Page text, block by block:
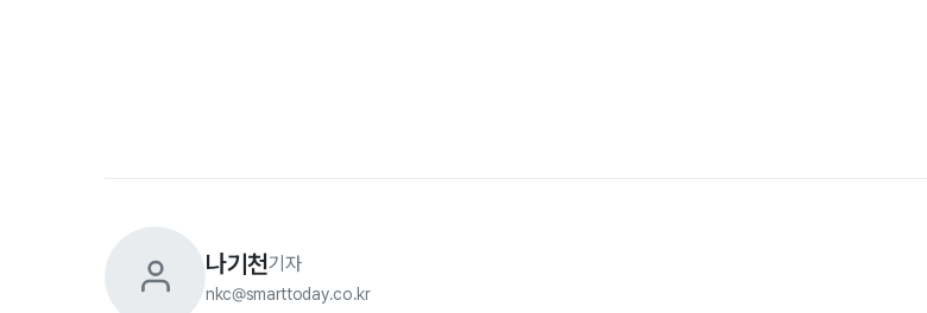
나기천기자
nkc@smarttoday.co.kr